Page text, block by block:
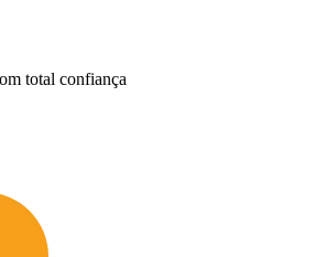
total confiança